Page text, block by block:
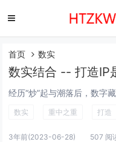
首页 数实
数实结合 -- 打造IP
数实 重中之重 打造
3年前(2023-06-28) 507 阅